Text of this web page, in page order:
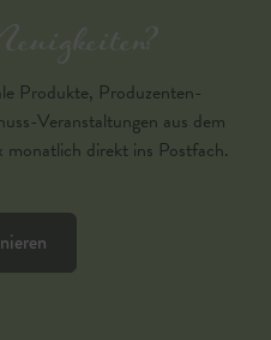
Produkte, Produzenten-
Veranstaltungen aus dem
monatlich direkt ins Postfach.